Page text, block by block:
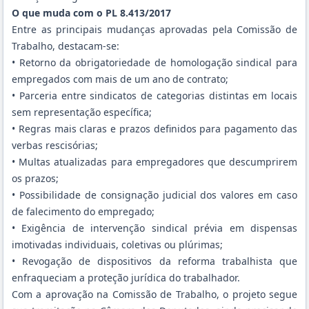
O que muda com o PL 8.413/2017
Entre as principais mudanças aprovadas pela Comissão de
Trabalho, destacam-se:
• Retorno da obrigatoriedade de homologação sindical para
empregados com mais de um ano de contrato;
• Parceria entre sindicatos de categorias distintas em locais
sem representação específica;
• Regras mais claras e prazos definidos para pagamento das
verbas rescisórias;
• Multas atualizadas para empregadores que descumprirem
os prazos;
• Possibilidade de consignação judicial dos valores em caso
de falecimento do empregado;
• Exigência de intervenção sindical prévia em dispensas
imotivadas individuais, coletivas ou plúrimas;
• Revogação de dispositivos da reforma trabalhista que
enfraqueciam a proteção jurídica do trabalhador.
Com a aprovação na Comissão de Trabalho, o projeto segue